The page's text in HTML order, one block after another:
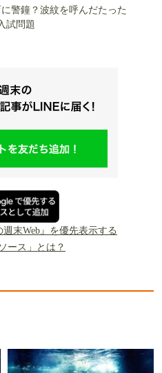
警鐘？波紋を呼んだたった
試問題
末Web』を優先表示する
ース」とは？